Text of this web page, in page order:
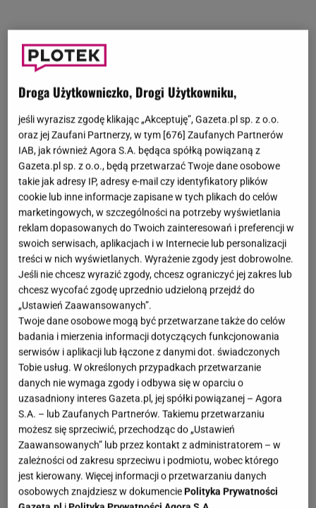
Droga Użytkowniczko, Drogi Użytkowniku,
jeśli wyrazisz zgodę klikając „Akceptuję”, Gazeta.pl sp. z o.o.
oraz jej Zaufani Partnerzy, w tym [676] Zaufanych Partnerów
IAB, jak również Agora S.A. będąca spółką powiązaną z
Gazeta.pl sp. z o.o., będą przetwarzać Twoje dane osobowe
takie jak adresy IP, adresy e-mail czy identyfikatory plików
cookie lub inne informacje zapisane w tych plikach do celów
marketingowych, w szczególności na potrzeby wyświetlania
reklam dopasowanych do Twoich zainteresowań i preferencji w
swoich serwisach, aplikacjach i w Internecie lub personalizacji
treści w nich wyświetlanych. Wyrażenie zgody jest dobrowolne.
Jeśli nie chcesz wyrazić zgody, chcesz ograniczyć jej zakres lub
chcesz wycofać zgodę uprzednio udzieloną przejdź do
„Ustawień Zaawansowanych”.
Twoje dane osobowe mogą być przetwarzane także do celów
badania i mierzenia informacji dotyczących funkcjonowania
serwisów i aplikacji lub łączone z danymi dot. świadczonych
Tobie usług. W określonych przypadkach przetwarzanie
danych nie wymaga zgody i odbywa się w oparciu o
uzasadniony interes Gazeta.pl, jej spółki powiązanej – Agora
S.A. – lub Zaufanych Partnerów. Takiemu przetwarzaniu
możesz się sprzeciwić, przechodząc do „Ustawień
Zaawansowanych” lub przez kontakt z administratorem – w
zależności od zakresu sprzeciwu i podmiotu, wobec którego
jest kierowany. Więcej informacji o przetwarzaniu danych
osobowych znajdziesz w dokumenciePolityka Prywatności